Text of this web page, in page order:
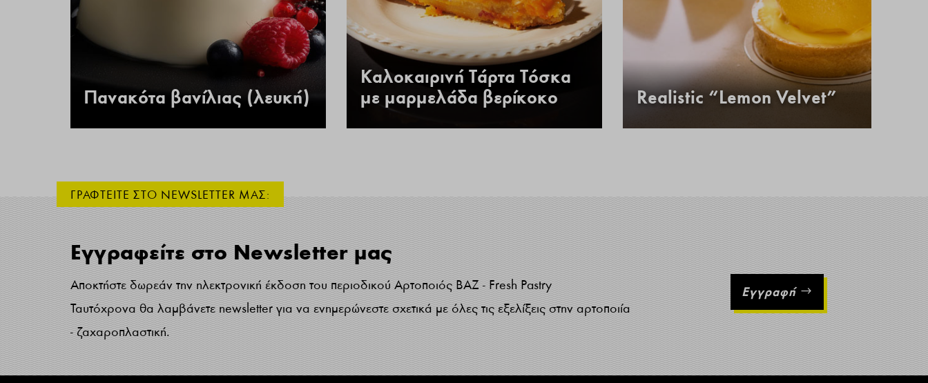
Πανακότα βανίλιας (λευκή)
Καλοκαιρινή Τάρτα Τόσκα
με μαρμελάδα βερίκοκο
Realistic “Lemon Velvet”
ΓΡΑΦΤΕΙΤΕ ΣΤΟ NEWSLETTER ΜΑΣ:
Εγγραφείτε στο Newsletter μας
Αποκτήστε δωρεάν την ηλεκτρονική έκδοση του περιοδικού Αρτοποιός ΒΑΖ - Fresh Pastry
Ταυτόχρονα θα λαμβάνετε newsletter για να ενημερώνεστε σχετικά με όλες τις εξελίξεις στην αρτοποιία
- ζαχαροπλαστική.
Εγγραφή